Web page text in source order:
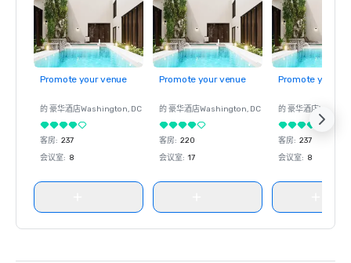
Promote your venue
的 豪华酒店Washington, DC
客房: 237
会议室: 8
Promote your venue
的 豪华酒店Washington, DC
客房: 220
会议室: 17
Promote your
的 豪华酒店
客房: 237
会议室: 8